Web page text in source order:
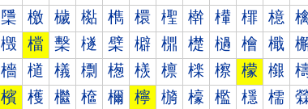
檃 檄 檅 檆 檇 檈 檉 檊 檋 檌 檍
檓 檔 檕 檖 檗 檘 檙 檚 檛 檜 檝
檣 檤 檥 檦 檧 檨 檩 檪 檫 檬 檭
檳 檴 檵 檶 檷 檸 檹 檺 檻 檼 檽